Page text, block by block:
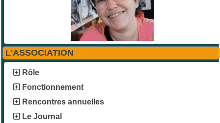
L'ASSOCIATION
Rôle
Fonctionnement
Rencontres annuelles
Le Journal